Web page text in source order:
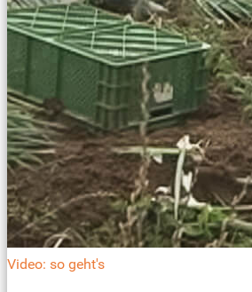
Video: so geht's